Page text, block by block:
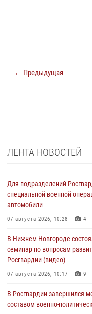
← Предыдущая
ЛЕНТА НОВОСТЕЙ
Для подразделений
специальной военной
автомобили
07 августа 2026, 10:28 4
В Нижнем Новгороде
семинар по вопросам
Росгвардии (видео)
07 августа 2026, 10:17 9
В Росгвардии завершился
составом военно-